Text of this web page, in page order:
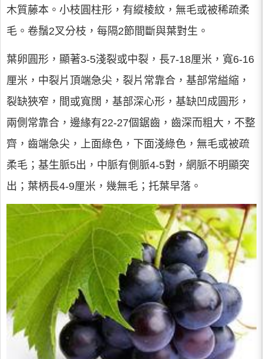
木質藤本。小枝圓柱形，有縱棱紋，無毛或被稀疏柔
毛。卷鬚2叉分枝，每隔2節間斷與葉對生。
葉卵圓形，顯著3-5淺裂或中裂，長7-18厘米，寬6-16
厘米，中裂片頂端急尖，裂片常靠合，基部常縊縮，
裂缺狹窄，間或寬闊，基部深心形，基缺凹成圓形，
兩側常靠合，邊緣有22-27個鋸齒，齒深而粗大，不整
齊，齒端急尖，上面綠色，下面淺綠色，無毛或被疏
柔毛；基生脈5出，中脈有側脈4-5對，網脈不明顯突
出；葉柄長4-9厘米，幾無毛；托葉早落。